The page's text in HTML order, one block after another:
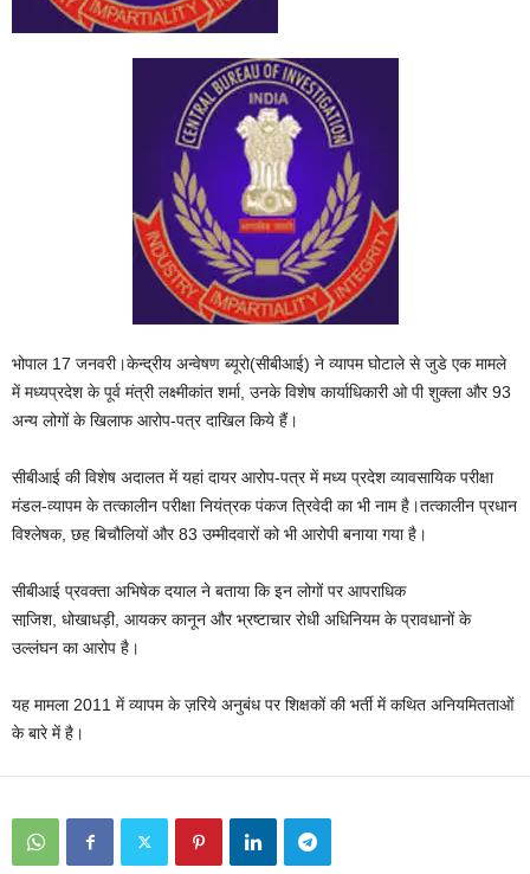
भोपाल 17 जनवरी।केन्‍द्रीय अन्‍वेषण ब्‍यूरो(सीबीआई) ने व्‍यापम घोटाले से जुडे एक मामले
में मध्‍यप्रदेश के पूर्व मंत्री लक्ष्‍मीकांत शर्मा, उनके विशेष कार्याधिकारी ओ पी शुक्‍ला और 93
अन्‍य लोगों के खिलाफ आरोप-पत्र दाखिल किये हैं।
सीबीआई की विशेष अदालत में यहां दायर आरोप-पत्र में मध्‍य प्रदेश व्‍यावसायिक परीक्षा
मंडल-व्‍यापम के तत्‍कालीन परीक्षा नियंत्रक पंकज त्रिवेदी का भी नाम है।तत्‍कालीन प्रधान
विश्‍लेषक, छह बिचौलियों और 83 उम्‍मीदवारों को भी आरोपी बनाया गया है।
सीबीआई प्रवक्‍ता अभिषेक दयाल ने बताया कि इन लोगों पर आपराधिक
साजि़श, धोखाधड़ी, आयकर कानून और भ्रष्‍टाचार रोधी अधिनियम के प्रावधानों के
उल्‍लंघन का आरोप है।
यह मामला 2011 में व्‍यापम के ज़रिये अनुबंध पर शिक्षकों की भर्ती में कथित अनियमितताओं
के बारे में है।